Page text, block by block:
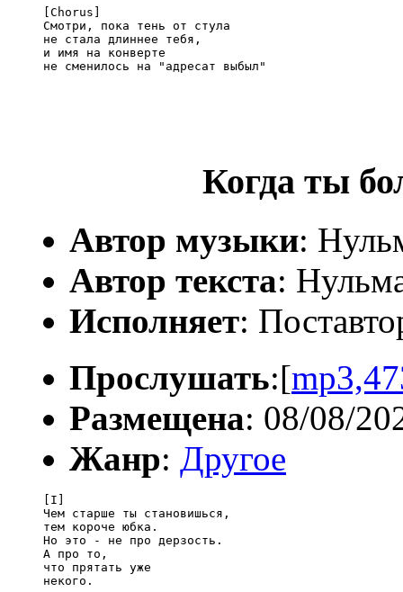
[Chorus]
Смотри, пока тень от стула
не стала длиннее тебя,
и имя на конверте
не сменилось на "адресат выбыл"
Когда ты
Автор музыки:
Автор текста:
Исполняет:
Прослушать:[
Размещена: 08/08/
Жанр: Другое
[I]
Чем старше ты становишься,
тем короче юбка.
Но это - не про дерзость.
А про то,
что прятать уже
некого.